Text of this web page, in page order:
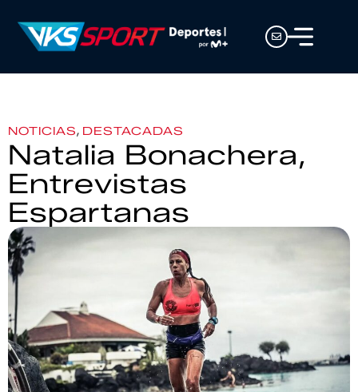
NOTICIAS, DESTACADAS
Natalia Bonachera,
Entrevistas
Espartanas